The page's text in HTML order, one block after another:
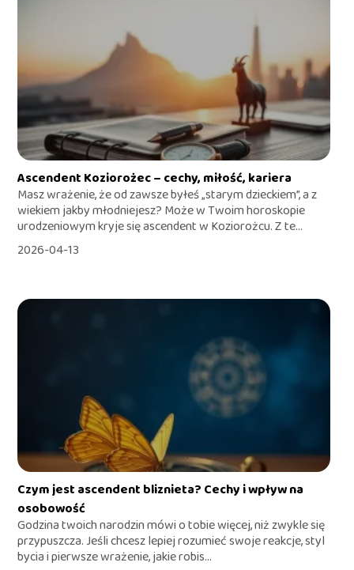
Ascendent Koziorożec – cechy, miłość, kariera
Masz wrażenie, że od zawsze byłeś „starym dzieckiem”, a z
wiekiem jakby młodniejesz? Może w Twoim horoskopie
urodzeniowym kryje się ascendent w Koziorożcu. Z te...
2026-04-13
Czym jest ascendent bliznieta? Cechy i wpływ na
osobowość
Godzina twoich narodzin mówi o tobie więcej, niż zwykle się
przypuszcza. Jeśli chcesz lepiej rozumieć swoje reakcje, styl
bycia i pierwsze wrażenie, jakie robis...